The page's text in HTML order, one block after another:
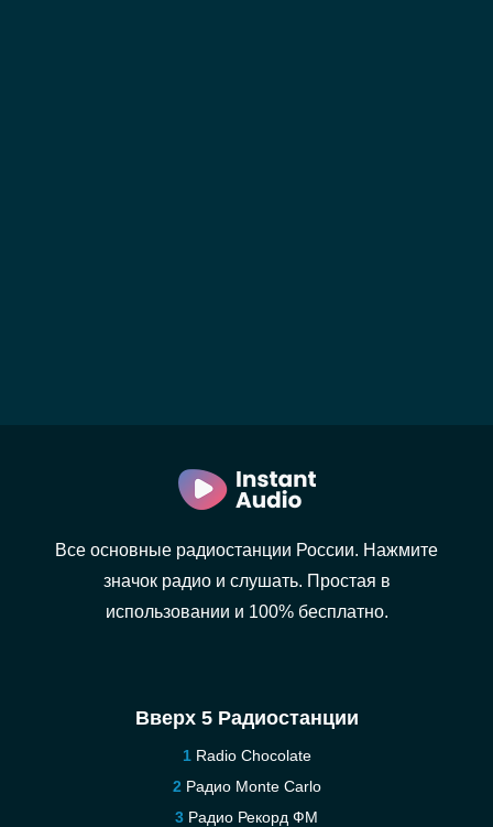
Все основные радиостанции России. Нажмите
значок радио и слушать. Простая в
использовании и 100% бесплатно.
Вверх 5 Радиостанции
Radio Chocolate
Радио Monte Carlo
Радио Рекорд ФМ